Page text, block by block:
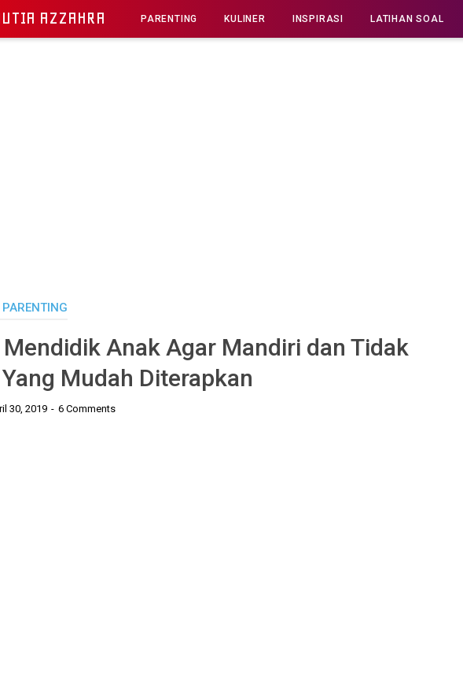
AZZAHRA PARENTING KULINER INSPIRASI LATIHAN SOAL
PARENTING
Mendidik Anak Agar Mandiri dan Tidak
Mudah Diterapkan
30, 2019 6 Comments